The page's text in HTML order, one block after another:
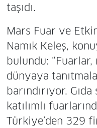
taşıdı.
Mars Fuar ve
Namık Keleş,
bulundu:
dünyaya
barındırıyor.
katılımlı
Türkiye’den 329